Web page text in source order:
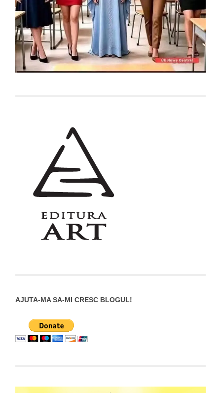
AJUTA-MA SA-MI CRESC BLOGUL!